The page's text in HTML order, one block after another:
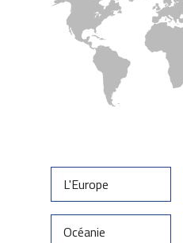
L'Europe
Océanie